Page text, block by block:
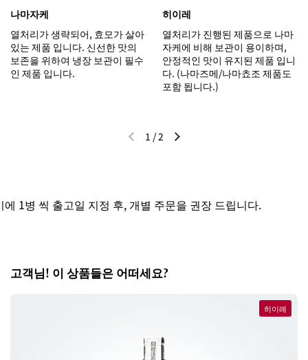
나마자케
열처리가 생략되어, 효모가 살아
있는 제품 입니다. 신선한 맛의
보존을 위하여 냉장 보관이 필수
인 제품 입니다.
히이레
열처리가 진행된 제품으로 나마
자케에 비해 보관이 용이하며,
안정적인 맛이 유지된 제품 입니
다. (나마즈메/나마쵸조 제품도
포함 됩니다.)
이전 슬라이드다음 슬라이드
1 /2
1병 씩 출고일 지정 후, 개별 주문을 권장 드립니다.
고객님! 이 상품들은 어떠세요?
히이레